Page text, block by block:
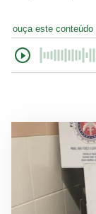
ouça este conteúdo